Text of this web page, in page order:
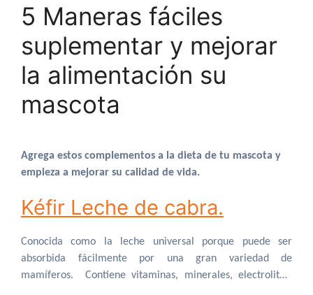
alimentación de tu mascota, así ahorras dinero al tiempo
5 Maneras fáciles
suplementar y mejorar
la alimentación su
mascota
Agrega estos complementos a la dieta de tu mascota y
empieza a mejorar su calidad de vida.
Kéfir Leche de cabra.
Conocida como la leche universal porque puede ser
absorbida fácilmente por una gran variedad de
mamíferos. Contiene vitaminas, minerales, electrolitos,